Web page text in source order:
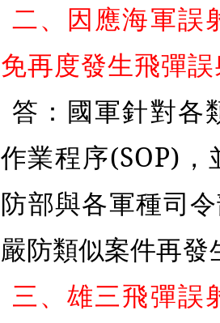
二、因應海軍誤
免再度發生飛彈
答：國軍針對各
作業程序(SOP)
防部與各軍種司
嚴防類似案件再發
三、雄三飛彈誤